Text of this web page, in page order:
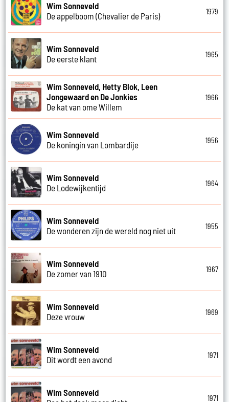
Wim Sonneveld
De appelboom (Chevalier de Paris)
1979
Wim Sonneveld
De eerste klant
1965
Wim Sonneveld, Hetty Blok, Leen
Jongewaard en De Jonkies
De kat van ome Willem
1966
Wim Sonneveld
De koningin van Lombardije
1956
Wim Sonneveld
De Lodewijkentijd
1964
Wim Sonneveld
De wonderen zijn de wereld nog niet uit
1955
Wim Sonneveld
De zomer van 1910
1967
Wim Sonneveld
Deze vrouw
1969
Wim Sonneveld
Dit wordt een avond
1971
Wim Sonneveld
1971